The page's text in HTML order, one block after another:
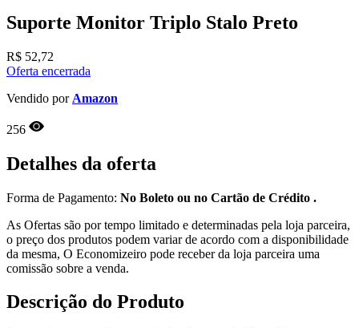
Suporte Monitor Triplo Stalo Preto
R$ 52,72
Oferta encerrada
Vendido por Amazon
256
Detalhes da oferta
Forma de Pagamento: No Boleto ou no Cartão de Crédito .
As Ofertas são por tempo limitado e determinadas pela loja parceira,
o preço dos produtos podem variar de acordo com a disponibilidade
da mesma, O Economizeiro pode receber da loja parceira uma
comissão sobre a venda.
Descrição do Produto